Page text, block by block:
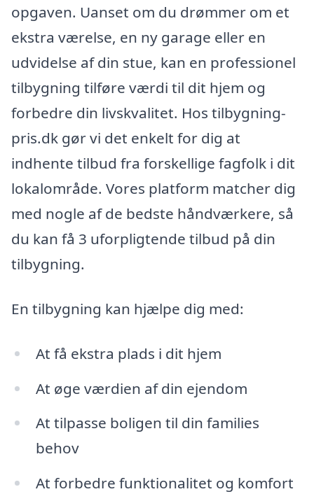
opgaven. Uanset om du drømmer om et
ekstra værelse, en ny garage eller en
udvidelse af din stue, kan en professionel
tilbygning tilføre værdi til dit hjem og
forbedre din livskvalitet. Hos tilbygning-
pris.dk gør vi det enkelt for dig at
indhente tilbud fra forskellige fagfolk i dit
lokalområde. Vores platform matcher dig
med nogle af de bedste håndværkere, så
du kan få 3 uforpligtende tilbud på din
tilbygning.
En tilbygning kan hjælpe dig med:
At få ekstra plads i dit hjem
At øge værdien af din ejendom
At tilpasse boligen til din families
behov
At forbedre funktionalitet og komfort